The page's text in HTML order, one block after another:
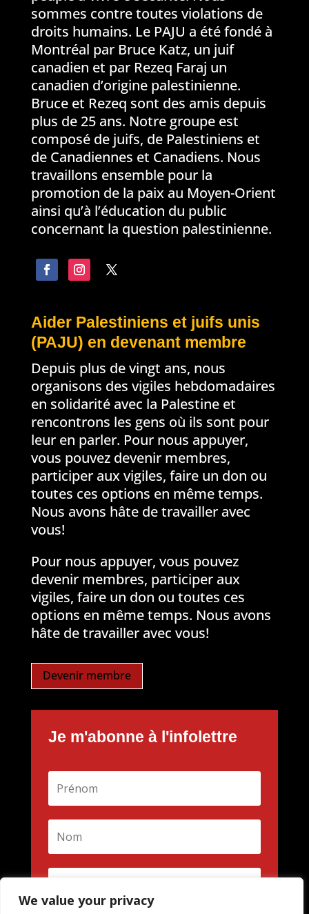
We value your privacy
sommes contre toutes violations de
droits humains. Le PAJU a été fondé à
Montréal par Bruce Katz, un juif
canadien et par Rezeq Faraj un
canadien d’origine palestinienne.
Bruce et Rezeq sont des amis depuis
plus de 25 ans. Notre groupe est
composé de juifs, de Palestiniens et
de Canadiennes et Canadiens. Nous
travaillons ensemble pour la
promotion de la paix au Moyen-Orient
ainsi qu’à l’éducation du public
concernant la question palestinienne.
Aider Palestiniens et juifs unis
(PAJU) en devenant membre
Depuis plus de vingt ans, nous
organisons des vigiles hebdomadaires
en solidarité avec la Palestine et
rencontrons les gens où ils sont pour
leur en parler. Pour nous appuyer,
vous pouvez devenir membres,
participer aux vigiles, faire un don ou
toutes ces options en même temps.
Nous avons hâte de travailler avec
vous!
Pour nous appuyer, vous pouvez
devenir membres, participer aux
vigiles, faire un don ou toutes ces
options en même temps. Nous avons
hâte de travailler avec vous!
Devenir membre
Je m'abonne à l'infolettre